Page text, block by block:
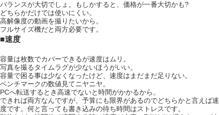
バランスが大切でしょ。もしかすると、価格が一番大切かも?
どちらかだけでは使いにくい。
高解像度の動画を撮りたいから。
フルサイズ機だと両方必要です。
■速度
容量は枚数でカバーできるが速度はムリ。
写真を撮るタイムラグが少ないほうがいい。
容量で困る事は少なくなったけど、速度はまだまだ足りない。
ベンチマークの数値見てニヤニヤ。
PCへ転送するとき高速でないと時間がかかるから。
できれば両方なんですが、予算にも限界があるのでどちらかと言えば速
度です。何と言っても書き込みの待ち時間はストレスです。